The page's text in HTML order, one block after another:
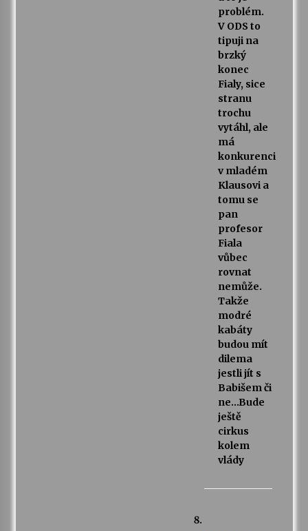
problém.
V ODS to
tipuji na
brzký
konec
Fialy, sice
stranu
trochu
vytáhl, ale
má
konkurenci
v mladém
Klausovi a
tomu se
pan
profesor
Fiala
vůbec
rovnat
nemůže.
Takže
modré
kabáty
budou mít
dilema
jestli jít s
Babišem či
ne…Bude
ještě
cirkus
kolem
vlády